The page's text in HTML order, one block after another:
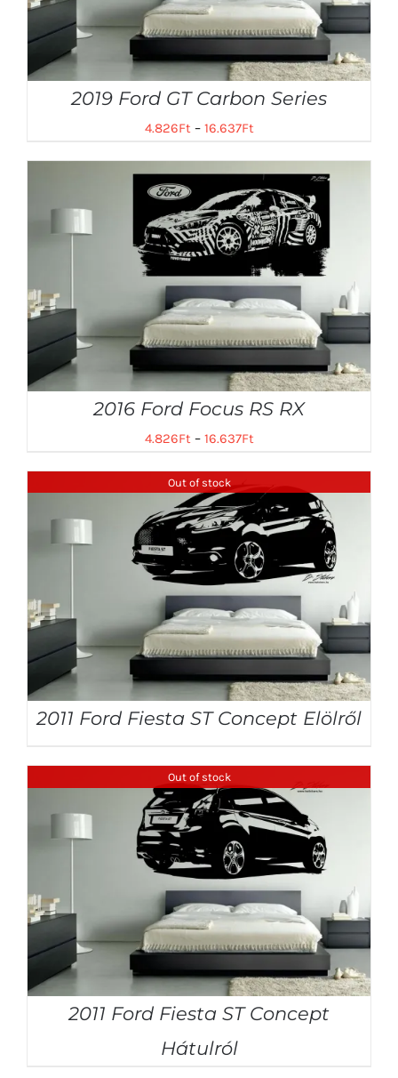
2019 Ford GT Carbon Series
4.826Ft– 16.637Ft
2016 Ford Focus RS RX
4.826Ft– 16.637Ft
Out of stock
2011 Ford Fiesta ST Concept Elölről
Out of stock
2011 Ford Fiesta ST Concept
Hátulról